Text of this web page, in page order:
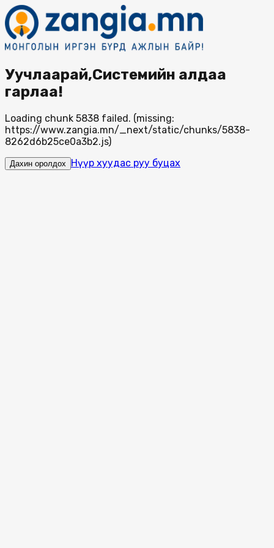
Уучлаарай,Системийн алдаа
гарлаа!
Loading chunk 5838 failed. (missing:
https://www.zangia.mn/_next/static/chunks/5838-
8262d6b25ce0a3b2.js)
Дахин оролдох Нүүр хуудас руу буцах